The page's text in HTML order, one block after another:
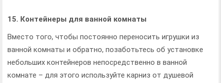
15. Контейнеры для ванной комнаты
Вместо того, чтобы постоянно переносить игрушки из
ванной комнаты и обратно, позаботьтесь об установке
небольших контейнеров непосредственно в ванной
комнате – для этого используйте карниз от душевой